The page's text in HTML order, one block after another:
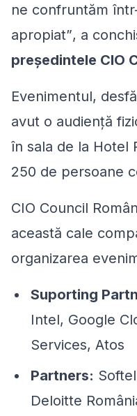
ne confruntăm
apropiat”, a
președintele CIO
Evenimentul,
avut o audiență
în sala de la Hotel
250 de persoane
CIO Council
această cale
organizarea
Suporting
Intel, Google
Services, Atos
Partners:
Deloitte